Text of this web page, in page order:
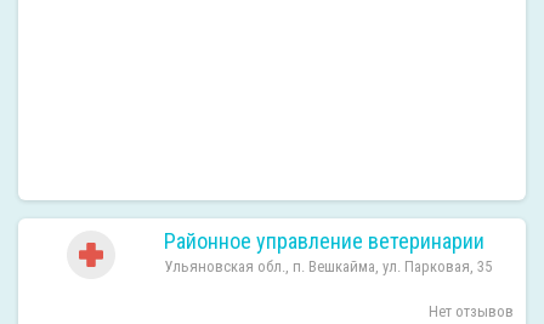
Районное управление ветеринарии
Ульяновская обл., п. Вешкайма, ул. Парковая, 35
Нет отзывов